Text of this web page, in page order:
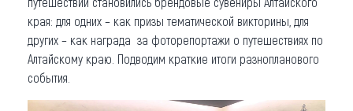
края: для одних – как призы тематической викторины, для
других – как награда за фоторепортажи о путешествиях по
Алтайскому краю. Подводим краткие итоги разнопланового
события.